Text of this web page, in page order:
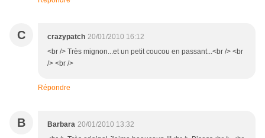
C crazypatch 20/01/2010 16:12
<br /> Très mignon...et un petit coucou en passant...<br /> <br
/> <br />
Répondre
B Barbara 20/01/2010 13:32